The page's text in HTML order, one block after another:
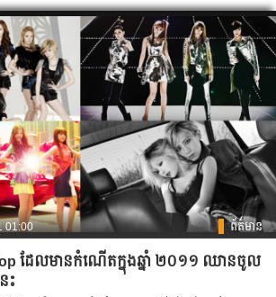
01:00 ព័ត៌មាន
ដែលមានកំណើតក្នុង​ឆ្នាំ ២០១១ ឈានចូល
ះ